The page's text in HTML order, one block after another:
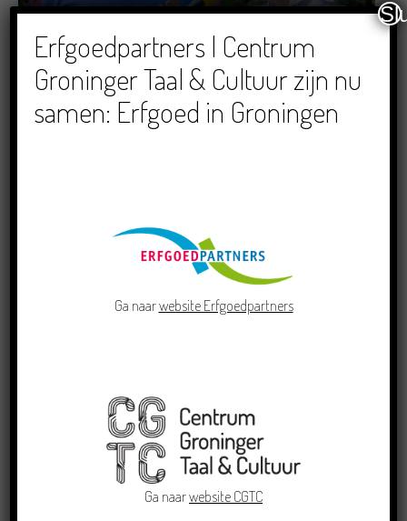
Ommaans
29/06/2026
Crowdfunding voor bijzonder kinderboek met
Groningse liedjes en verhalen
Grensoverschrijdende uitwisseling in Oldenburg
rond het Gronings en Platduits
Erfgoedpartners | Centrum
Groninger Taal & Cultuur zijn nu
samen: Erfgoed in Groningen
Ga naarwebsite Erfgoedpartners
Ga naarwebsite CGTC